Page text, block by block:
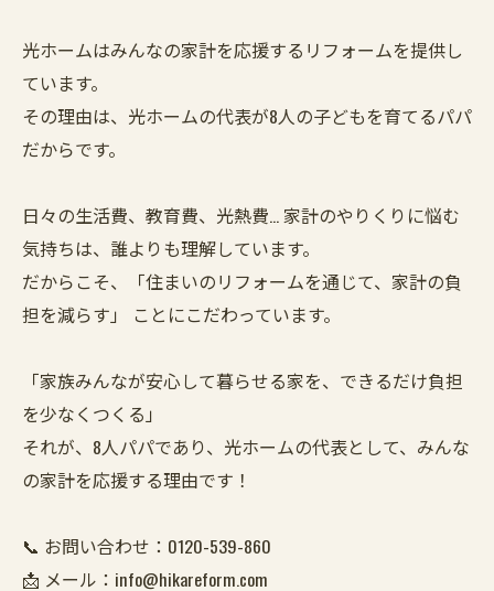
光ホームはみんなの家計を応援するリフォームを提供し
ています。
その理由は、光ホームの代表が8人の子どもを育てるパパ
だからです。
日々の生活費、教育費、光熱費… 家計のやりくりに悩む
気持ちは、誰よりも理解しています。
だからこそ、「住まいのリフォームを通じて、家計の負
担を減らす」 ことにこだわっています。
「家族みんなが安心して暮らせる家を、できるだけ負担
を少なくつくる」
それが、8人パパであり、光ホームの代表として、みんな
の家計を応援する理由です！
📞 お問い合わせ：0120-539-860
📩 メール：info@hikareform.com